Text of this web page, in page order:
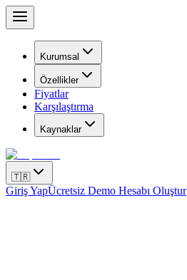
Kurumsal
Özellikler
Fiyatlar
Karşılaştırma
Kaynaklar
🇹🇷
Giriş YapÜcretsiz Demo Hesabı Oluştur